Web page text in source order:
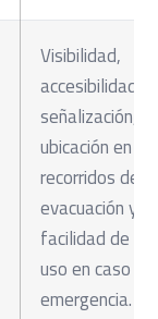
Visibilidad,
accesibilidad,
señalización,
ubicación en
recorridos de
evacuación y
facilidad de
uso en caso de
emergencia.